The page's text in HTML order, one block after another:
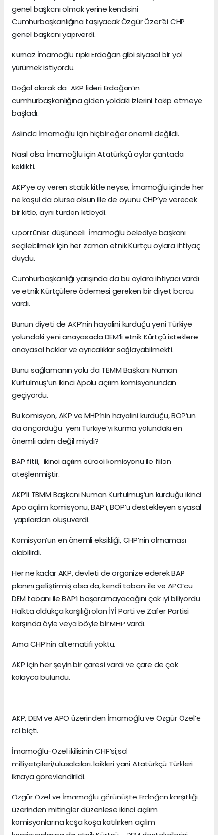
genel başkanı olmak yerine kendisini
Cumhurbaşkanlığına taşıyacak Özgür Özer’éi CHP
genel başkanı yapıverdi.
Kurnaz İmamoğlu tıpkı Erdoğan gibi siyasal bir yol
yürümek istiyordu.
Doğal olarak da AKP lideri Erdoğan’ın
cumhurbaşkanlığına giden yoldaki izlerini takip etmeye
başladı.
Aslında İmamoğlu için hiçbir eğer önemli değildi.
Nasıl olsa İmamoğlu için Atatürkçü oylar çantada
keklikti.
AKP’ye oy veren statik kitle neyse, İmamoğlu içinde her
ne koşul da olursa olsun ille de oyunu CHP’ye verecek
bir kitle, aynı türden kitleydi.
Oportünist düşünceli İmamoğlu belediye başkanı
seçilebilmek için her zaman etnik Kürtçü oylara ihtiyaç
duydu.
Cumhurbaşkanlığı yarışında da bu oylara ihtiyacı vardı
ve etnik Kürtçülere ödemesi gereken bir diyet borcu
vardı.
Bunun diyeti de AKP’nin hayalini kurduğu yeni Türkiye
yolundaki yeni anayasada DEM’li etnik Kürtçü isteklere
anayasal haklar ve ayrıcalıklar sağlayabilmekti.
Bunu sağlamanın yolu da TBMM Başkanı Numan
Kurtulmuş’un ikinci Apolu açılım komisyonundan
geçiyordu.
Bu komisyon, AKP ve MHP’nin hayalini kurduğu, BOP’un
da öngördüğü yeni Türkiye’yi kurma yolundaki en
önemli adım değil miydi?
BAP fitili, ikinci açılım süreci komisyonu ile fiilen
ateşlenmiştir.
AKP’li TBMM Başkanı Numan Kurtulmuş’un kurduğu ikinci
Apo açılım komisyonu, BAP’ı, BOP’u destekleyen siyasal
yapılardan oluşuverdi.
Komisyon’un en önemli eksikliği, CHP’nin olmaması
olabilirdi.
Her ne kadar AKP, devleti de organize ederek BAP
planını geliştirmiş olsa da, kendi tabanı ile ve APO’cu
DEM tabanı ile BAP’ı başaramayacağını çok iyi biliyordu.
Halkta oldukça karşılığı olan İYİ Parti ve Zafer Partisi
karşında öyle veya böyle bir MHP vardı.
Ama CHP’nin alternatifi yoktu.
AKP için her şeyin bir çaresi vardı ve çare de çok
kolayca bulundu.
AKP, DEM ve APO üzerinden İmamoğlu ve Özgür Özel’e
rol biçti.
İmamoğlu-Özel ikilisinin CHP’si;sol
milliyetçileri/ulusalcıları, laikleri yani Atatürkçü Türkleri
iknaya görevlendirildi.
Özgür Özel ve İmamoğlu görünüşte Erdoğan karşıtlığı
üzerinden mitingler düzenlese ikinci açılım
komisyonlarına koşa koşa katılırken açılım